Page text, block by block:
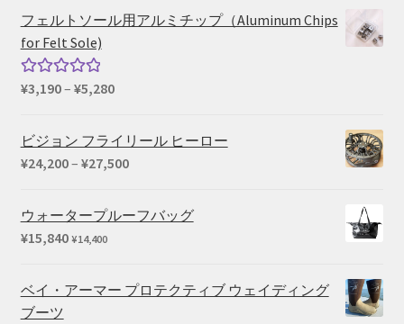
で
し
た。
¥59,290
フェルトソール用アルミチップ（Aluminum Chips
for Felt Sole)
5段階中
¥3,190– ¥5,280価
帯:
¥3,190
ビジョン フライリール ヒーロー
¥24,200– ¥27,500価
帯:
ウォータープルーフバッグ
¥15,840 ¥14,400
ベイ・アーマー プロテクティブ ウェイディング
ブーツ